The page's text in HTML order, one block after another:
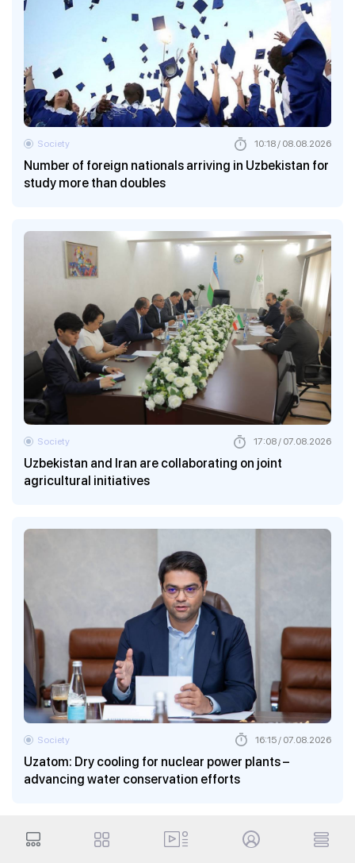
Number of foreign nationals arriving in Uzbekistan for
study more than doubles
Society 10:18 / 08.08.2026
Uzbekistan and Iran are collaborating on joint
agricultural initiatives
Society 17:08 / 07.08.2026
Uzatom: Dry cooling for nuclear power plants –
advancing water conservation efforts
Society 16:15 / 07.08.2026